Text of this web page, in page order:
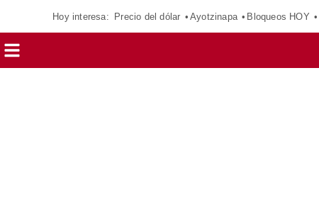
Hoy interesa: Precio del dólar Ayotzinapa Bloqueos HOY